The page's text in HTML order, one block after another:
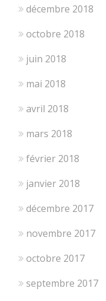
décembre 2018
octobre 2018
juin 2018
mai 2018
avril 2018
mars 2018
février 2018
janvier 2018
décembre 2017
novembre 2017
octobre 2017
septembre 2017